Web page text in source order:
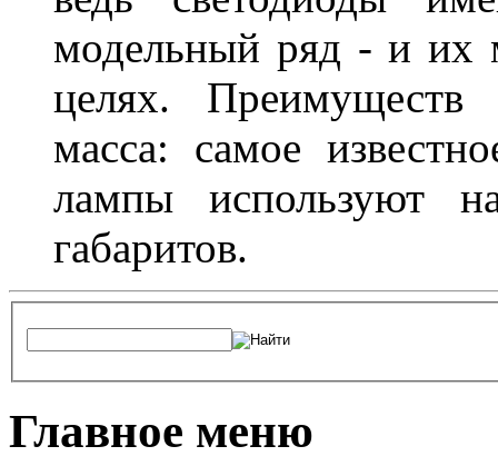
модельный ряд - и их
целях.
масса: самое
лампы используют
габаритов.
Главное меню